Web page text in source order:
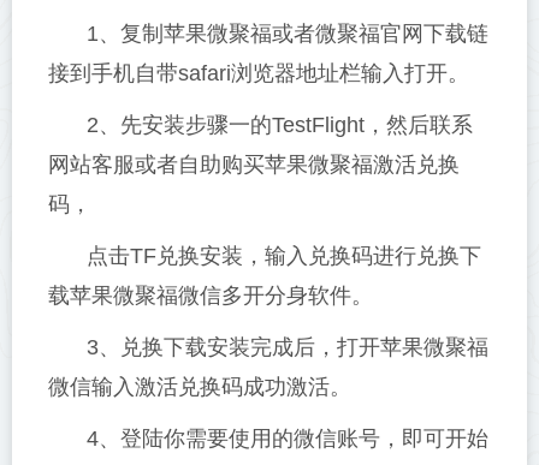
1、复制苹果微聚福或者微聚福官网下载链
接到手机自带safari浏览器地址栏输入打开。
2、先安装步骤一的TestFlight，然后联系
网站客服或者自助购买苹果微聚福激活兑换
码，
点击TF兑换安装，输入兑换码进行兑换下
载苹果微聚福微信多开分身软件。
3、兑换下载安装完成后，打开苹果微聚福
微信输入激活兑换码成功激活。
4、登陆你需要使用的微信账号，即可开始